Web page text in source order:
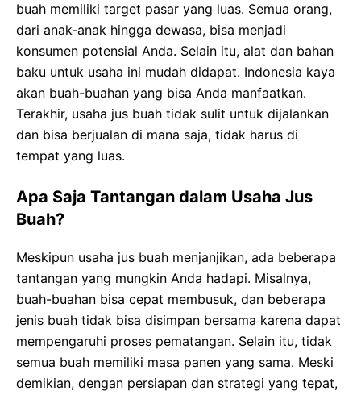
buah memiliki target pasar yang luas. Semua orang,
dari anak-anak hingga dewasa, bisa menjadi
konsumen potensial Anda. Selain itu, alat dan bahan
baku untuk usaha ini mudah didapat. Indonesia kaya
akan buah-buahan yang bisa Anda manfaatkan.
Terakhir, usaha jus buah tidak sulit untuk dijalankan
dan bisa berjualan di mana saja, tidak harus di
tempat yang luas.
Apa Saja Tantangan dalam Usaha Jus
Buah?
Meskipun usaha jus buah menjanjikan, ada beberapa
tantangan yang mungkin Anda hadapi. Misalnya,
buah-buahan bisa cepat membusuk, dan beberapa
jenis buah tidak bisa disimpan bersama karena dapat
mempengaruhi proses pematangan. Selain itu, tidak
semua buah memiliki masa panen yang sama. Meski
demikian, dengan persiapan dan strategi yang tepat,